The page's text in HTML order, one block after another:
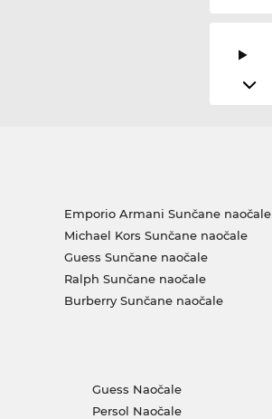
Emporio Armani Sunčane naočale
Michael Kors Sunčane naočale
Guess Sunčane naočale
Ralph Sunčane naočale
Burberry Sunčane naočale
Guess Naočale
Persol Naočale